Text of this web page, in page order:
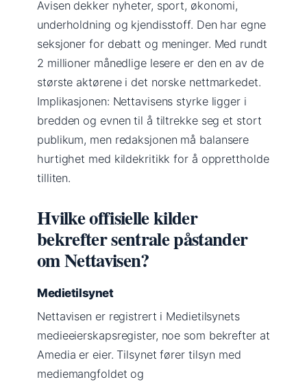
Avisen dekker nyheter, sport, økonomi,
underholdning og kjendisstoff. Den har egne
seksjoner for debatt og meninger. Med rundt
2 millioner månedlige lesere er den en av de
største aktørene i det norske nettmarkedet.
Implikasjonen: Nettavisens styrke ligger i
bredden og evnen til å tiltrekke seg et stort
publikum, men redaksjonen må balansere
hurtighet med kildekritikk for å opprettholde
tilliten.
Hvilke offisielle kilder
bekrefter sentrale påstander
om Nettavisen?
Medietilsynet
Nettavisen er registrert i Medietilsynets
medieeierskapsregister, noe som bekrefter at
Amedia er eier. Tilsynet fører tilsyn med
mediemangfoldet og